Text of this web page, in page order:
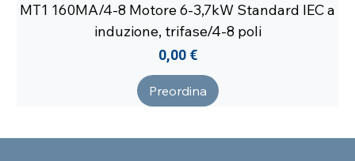
MT1 160MA/4-8 Motore 6-3,7kW Standard IEC a
induzione, trifase/4-8 poli
Prezzo
0,00 €
Preordina